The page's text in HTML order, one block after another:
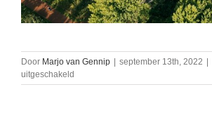
Door Marjo van Gennip september 13th, 2022
uitgeschakeld
Acties